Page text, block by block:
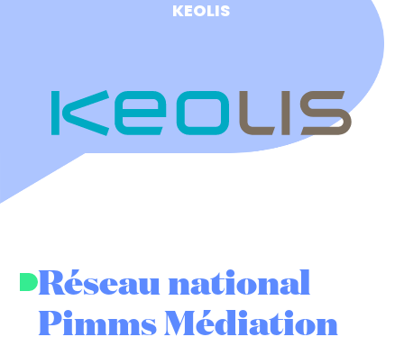
KEOLIS
Réseau national
Pimms Médiation